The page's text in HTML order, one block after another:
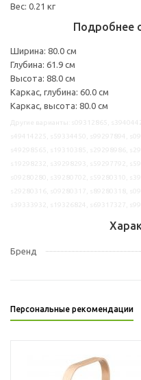
Вес: 0.21 кг
Подробнее
Ширина: 80.0 см
Глубина: 61.9 см
Высота: 88.0 см
Каркас, глубина: 60.0 см
Каркас, высота: 80.0 см
Бренд
Персональные рекомендации